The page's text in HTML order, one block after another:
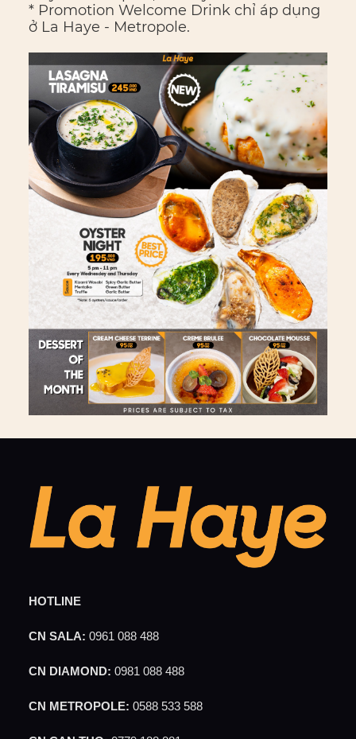
* Promotion Welcome Drink chỉ áp dụng
ở La Haye - Metropole.
HOTLINE
CN SALA: 0961 088 488
CN DIAMOND: 0981 088 488
CN METROPOLE: 0588 533 588